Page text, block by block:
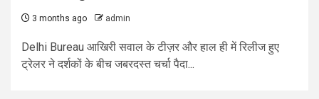
3 months ago admin
Delhi Bureau आखिरी सवाल के टीज़र और हाल ही में रिलीज हुए
ट्रेलर ने दर्शकों के बीच जबरदस्त चर्चा पैदा...